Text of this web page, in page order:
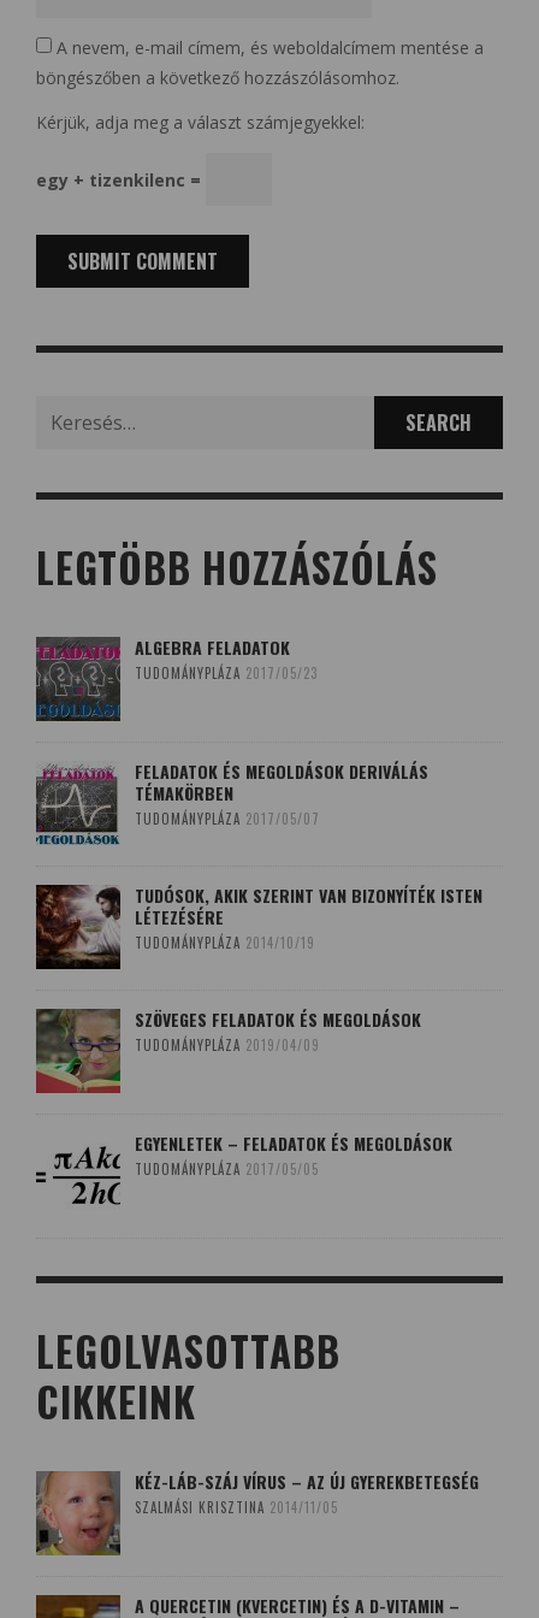
A nevem, e-mail címem, és weboldalcímem mentése a
böngészőben a következő hozzászólásomhoz.
Kérjük, adja meg a választ számjegyekkel:
egy + tizenkilenc =
for:
LEGTÖBB HOZZÁSZÓLÁS
ALGEBRA FELADATOK
TUDOMÁNYPLÁZA 2017/05/23
FELADATOK ÉS MEGOLDÁSOK DERIVÁLÁS
TÉMAKÖRBEN
TUDOMÁNYPLÁZA 2017/05/07
TUDÓSOK, AKIK SZERINT VAN BIZONYÍTÉK ISTEN
LÉTEZÉSÉRE
TUDOMÁNYPLÁZA 2014/10/19
SZÖVEGES FELADATOK ÉS MEGOLDÁSOK
TUDOMÁNYPLÁZA 2019/04/09
EGYENLETEK – FELADATOK ÉS MEGOLDÁSOK
TUDOMÁNYPLÁZA 2017/05/05
LEGOLVASOTTABB
CIKKEINK
KÉZ-LÁB-SZÁJ VÍRUS – AZ ÚJ GYEREKBETEGSÉG
SZALMÁSI KRISZTINA 2014/11/05
A QUERCETIN (KVERCETIN) ÉS A D-VITAMIN –